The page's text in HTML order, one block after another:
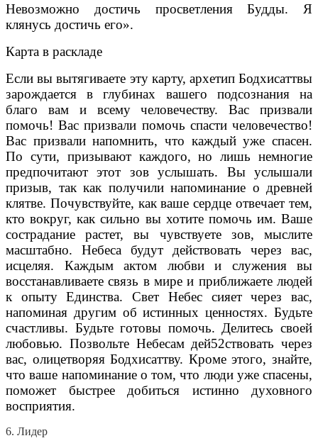
Невозможно достичь просветления Будды. Я
клянусь достичь его».
Карта в раскладе
Если вы вытягиваете эту карту, архетип Бодхисаттвы
зарождается в глубинах вашего подсознания на
благо вам и всему человечеству. Вас призвали
помочь! Вас призвали помочь спасти человечество!
Вас призвали напомнить, что каждый уже спасен.
По сути, призывают каждого, но лишь немногие
предпочитают этот зов услышать. Вы услышали
призыв, так как получили напоминание о древней
клятве. Почувствуйте, как ваше сердце отвечает тем,
кто вокруг, как сильно вы хотите помочь им. Ваше
сострадание растет, вы чувствуете зов, мыслите
масштабно. Небеса будут действовать через вас,
исцеляя. Каждым актом любви и служения вы
восстанавливаете связь в мире и приближаете людей
к опыту Единства. Свет Небес сияет через вас,
напоминая другим об истинных ценностях. Будьте
счастливы. Будьте готовы помочь. Делитесь своей
любовью. Позвольте Небесам дей52ствовать через
вас, олицетворяя Бодхисаттву. Кроме этого, знайте,
что ваше напоминание о том, что люди уже спасены,
поможет быстрее добиться истинно духовного
восприятия.
6. Лидер